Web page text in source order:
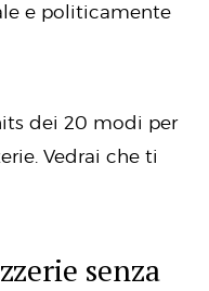
e politicamente
dei 20 modi per
Vedrai che ti
senza